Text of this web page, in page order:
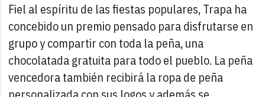
Fiel al espíritu de las fiestas populares, Trapa ha
concebido un premio pensado para disfrutarse en
grupo y compartir con toda la peña, una
chocolatada gratuita para todo el pueblo. La peña
vencedora también recibirá la ropa de peña